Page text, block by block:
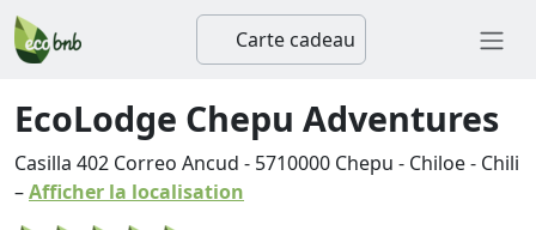
Carte cadeau
EcoLodge Chepu Adventures
Casilla 402 Correo Ancud - 5710000 Chepu - Chiloe- Chili
–Afficher la localisation